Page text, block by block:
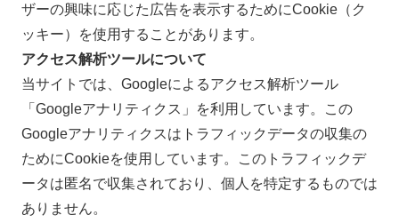
ザーの興味に応じた広告を表示するためにCookie（ク
ッキー）を使用することがあります。
アクセス解析ツールについて
当サイトでは、Googleによるアクセス解析ツール
「Googleアナリティクス」を利用しています。この
Googleアナリティクスはトラフィックデータの収集の
ためにCookieを使用しています。このトラフィックデ
ータは匿名で収集されており、個人を特定するものでは
ありません。